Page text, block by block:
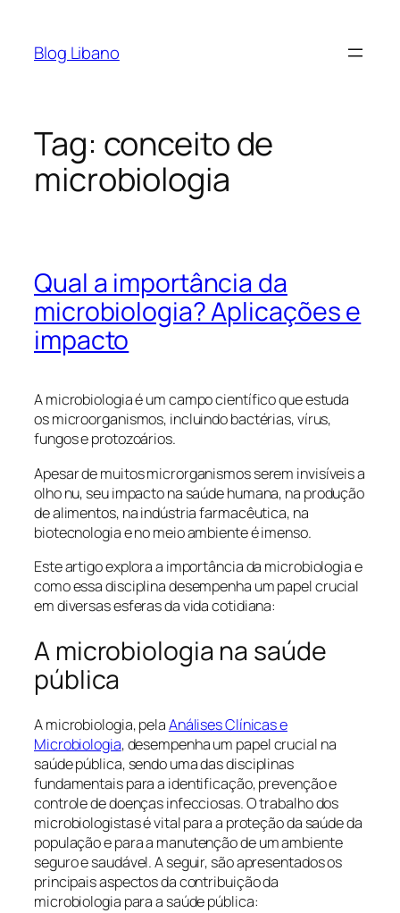
Blog Libano
Tag: conceito de
microbiologia
Qual a importância da
microbiologia? Aplicações e
impacto
A microbiologia é um campo científico que estuda
os microorganismos, incluindo bactérias, vírus,
fungos e protozoários.
Apesar de muitos microrganismos serem invisíveis a
olho nu, seu impacto na saúde humana, na produção
de alimentos, na indústria farmacêutica, na
biotecnologia e no meio ambiente é imenso.
Este artigo explora a importância da microbiologia e
como essa disciplina desempenha um papel crucial
em diversas esferas da vida cotidiana:
A microbiologia na saúde
pública
A microbiologia, pelaAnálises Clínicas e
Microbiologia,desempenha um papel crucial na
saúde pública, sendo uma das disciplinas
fundamentais para a identificação, prevenção e
controle de doenças infecciosas. O trabalho dos
microbiologistas é vital para a proteção da saúde da
população e para a manutenção de um ambiente
seguro e saudável. A seguir, são apresentados os
principais aspectos da contribuição da
microbiologia para a saúde pública: